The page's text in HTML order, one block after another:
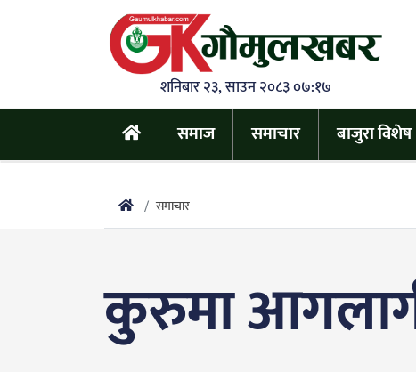
शनिबार २३, साउन २०८३ ०७:१७
समाज समाचार बाजुरा विशेष
समाचार
कुरुमा